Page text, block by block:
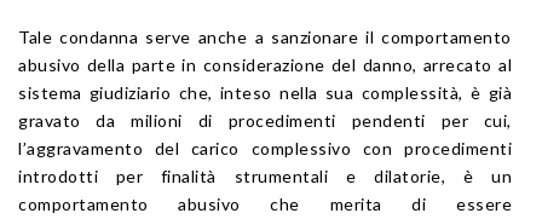
Tale condanna serve anche a sanzionare il comportamento
abusivo della parte in considerazione del danno, arrecato al
sistema giudiziario che, inteso nella sua complessità, è già
gravato da milioni di procedimenti pendenti per cui,
l’aggravamento del carico complessivo con procedimenti
introdotti per finalità strumentali e dilatorie, è un
comportamento abusivo che merita di essere